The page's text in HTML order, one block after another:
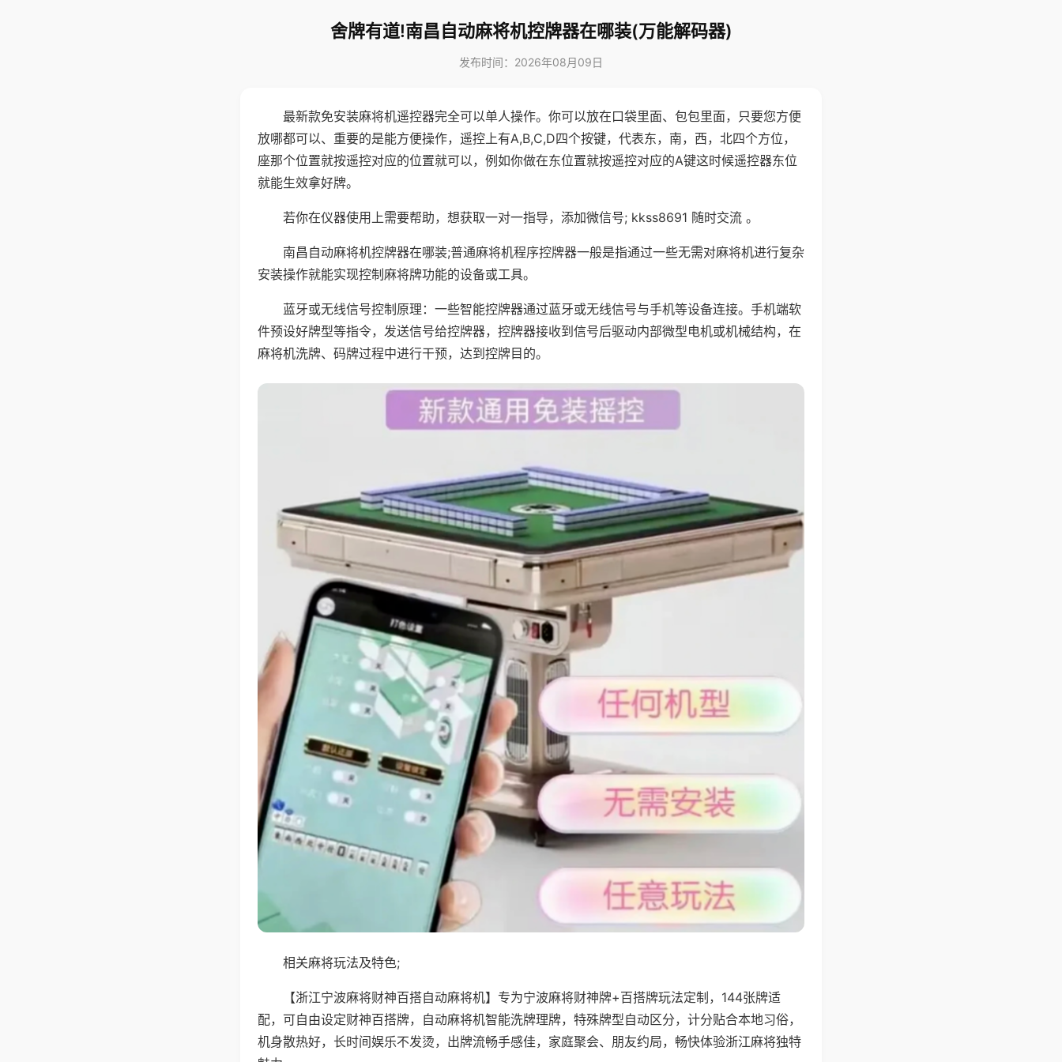
舍牌有道!南昌自动麻将机控牌器在哪装(万能解码器)
发布时间：2026年08月09日
最新款免安装麻将机遥控器完全可以单人操作。你可以放在口袋里面、包包里面，只要您方便
放哪都可以、重要的是能方便操作，遥控上有A,B,C,D四个按键，代表东，南，西，北四个方位，
座那个位置就按遥控对应的位置就可以，例如你做在东位置就按遥控对应的A键这时候遥控器东位
就能生效拿好牌。
若你在仪器使用上需要帮助，想获取一对一指导，添加微信号; kkss8691 随时交流 。
南昌自动麻将机控牌器在哪装;普通麻将机程序控牌器一般是指通过一些无需对麻将机进行复杂
安装操作就能实现控制麻将牌功能的设备或工具。
蓝牙或无线信号控制原理：一些智能控牌器通过蓝牙或无线信号与手机等设备连接。手机端软
件预设好牌型等指令，发送信号给控牌器，控牌器接收到信号后驱动内部微型电机或机械结构，在
麻将机洗牌、码牌过程中进行干预，达到控牌目的。
相关麻将玩法及特色;
【浙江宁波麻将财神百搭自动麻将机】专为宁波麻将财神牌+百搭牌玩法定制，144张牌适
配，可自由设定财神百搭牌，自动麻将机智能洗牌理牌，特殊牌型自动区分，计分贴合本地习俗，
机身散热好，长时间娱乐不发烫，出牌流畅手感佳，家庭聚会、朋友约局，畅快体验浙江麻将独特